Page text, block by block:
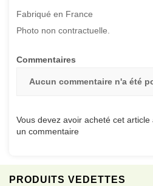
PRODUITS VEDETTES
Fabriqué en France
Photo non contractuelle.
Commentaires
Aucun commentaire n'a été
Vous devez avoir acheté cet
un commentaire